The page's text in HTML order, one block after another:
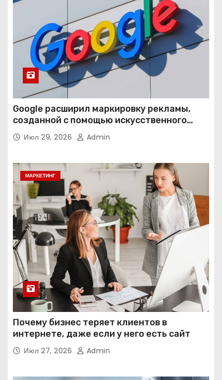
Google расширил маркировку рекламы,
созданной с помощью искусственного
интеллекта
Июл 29, 2026 Admin
МАРКЕТИНГ
Почему бизнес теряет клиентов в
интернете, даже если у него есть сайт
Июл 27, 2026 Admin